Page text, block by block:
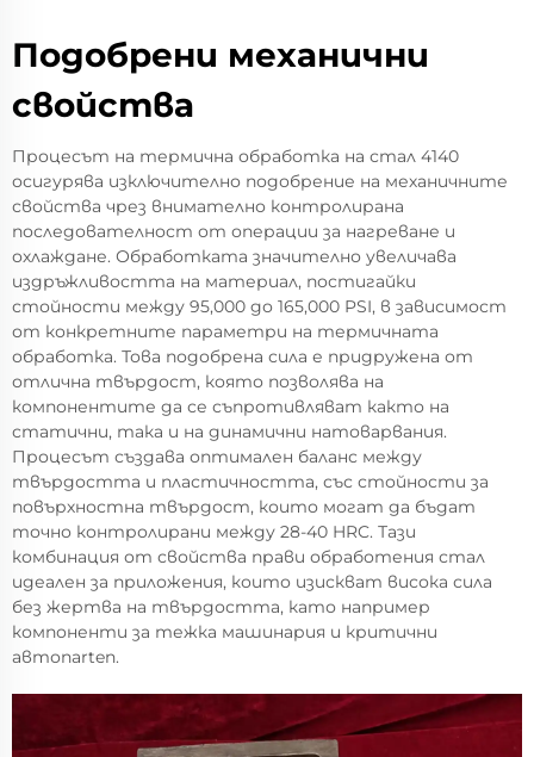
Подобрени механични
свойства
Процесът на термична обработка на стал 4140
осигурява изключително подобрение на механичните
свойства чрез внимателно контролирана
последователност от операции за нагреване и
охлаждане. Обработката значително увеличава
издръжливостта на материал, постигайки
стойности между 95,000 до 165,000 PSI, в зависимост
от конкретните параметри на термичната
обработка. Това подобрена сила е придружена от
отлична твърдост, която позволява на
компонентите да се съпротивляват както на
статични, така и на динамични натоварвания.
Процесът създава оптимален баланс между
твърдостта и пластичността, със стойности за
повърхностна твърдост, които могат да бъдат
точно контролирани между 28-40 HRC. Тази
комбинация от свойства прави обработения стал
идеален за приложения, които изискват висока сила
без жертва на твърдостта, като например
компоненти за тежка машинария и критични
автопarten.